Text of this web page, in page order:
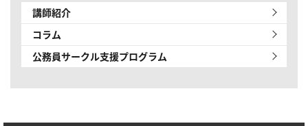
講師紹介
コラム
公務員サークル支援プログラム